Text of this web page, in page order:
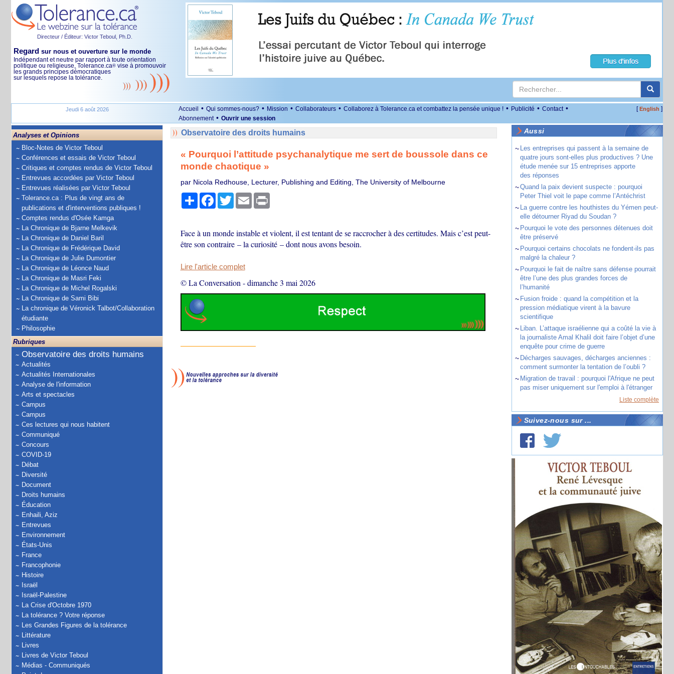
Directeur / Éditeur: Victor Teboul, Ph.D.
Regard sur nous et ouverture sur le monde
Indépendant et neutre par rapport à toute orientation
politique ou religieuse, Tolerance.ca® vise à promouvoir
les grands principes démocratiques
sur lesquels repose la tolérance.
Jeudi 6 août 2026 Accueil • Qui sommes-nous? • Mission • Collaborateurs • Collaborez à Tolerance.ca et combattez la pensée unique ! • Publicité • Contact •
Abonnement • Ouvrir une session
[English ]
Analyses et Opinions
Bloc-Notes de Victor Teboul
Conférences et essais de Victor Teboul
Critiques et comptes rendus de Victor Teboul
Entrevues accordées par Victor Teboul
Entrevues réalisées par Victor Teboul
Tolerance.ca : Plus de vingt ans de
publications et d'interventions publiques !
Comptes rendus d'Osée Kamga
La Chronique de Bjarne Melkevik
La Chronique de Daniel Baril
La Chronique de Frédérique David
La Chronique de Julie Dumontier
La Chronique de Léonce Naud
La Chronique de Masri Feki
La Chronique de Michel Rogalski
La Chronique de Sami Bibi
La chronique de Véronick Talbot/Collaboration
étudiante
Philosophie
Rubriques
Observatoire des droits humains
Actualités
Actualités Internationales
Analyse de l'information
Arts et spectacles
Campus
Campus
Ces lectures qui nous habitent
Communiqué
Concours
COVID-19
Débat
Diversité
Document
Droits humains
Éducation
Enhaili, Aziz
Entrevues
Environnement
États-Unis
France
Francophonie
Histoire
Israël
Israël-Palestine
La Crise d'Octobre 1970
La tolérance ? Votre réponse
Les Grandes Figures de la tolérance
Littérature
Livres
Livres de Victor Teboul
Médias - Communiqués
Observatoire des droits humains
« Pourquoi l’attitude psychanalytique me sert de boussole dans ce
monde chaotique »
par Nicola Redhouse, Lecturer, Publishing and Editing, The University of Melbourne
PartagerFacebook
TwitterEmail Print
Face à un monde instable et violent, il est tentant de se raccrocher à des certitudes. Mais c’est peut-
être son contraire – la curiosité – dont nous avons besoin.
Lire l'article complet
© La Conversation -dimanche 3 mai 2026
Aussi
~ Les entreprises qui passent à la semaine de
quatre jours sont-elles plus productives ? Une
étude menée sur 15 entreprises apporte
des réponses
~Quand la paix devient suspecte : pourquoi
Peter Thiel voit le pape comme l’Antéchrist
~ La guerre contre les houthistes du Yémen peut-
elle détourner Riyad du Soudan ?
~ Pourquoi le vote des personnes détenues doit
être préservé
~ Pourquoi certains chocolats ne fondent-ils pas
malgré la chaleur ?
~ Pourquoi le fait de naître sans défense pourrait
être l’une des plus grandes forces de
l’humanité
~ Fusion froide : quand la compétition et la
pression médiatique virent à la bavure
scientifique
~ Liban. L’attaque israélienne qui a coûté la vie à
la journaliste Amal Khalil doit faire l’objet d’une
enquête pour crime de guerre
~ Décharges sauvages, décharges anciennes :
comment surmonter la tentation de l’oubli ?
~ Migration de travail : pourquoi l'Afrique ne peut
pas miser uniquement sur l'emploi à l'étranger
Liste complète
Suivez-nous sur ...